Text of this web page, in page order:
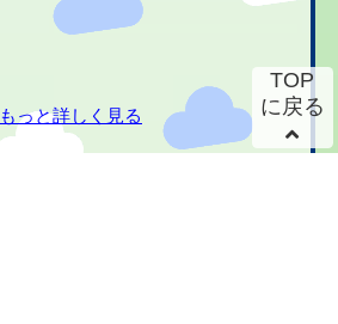
もっと詳しく見る
TOP
に戻る